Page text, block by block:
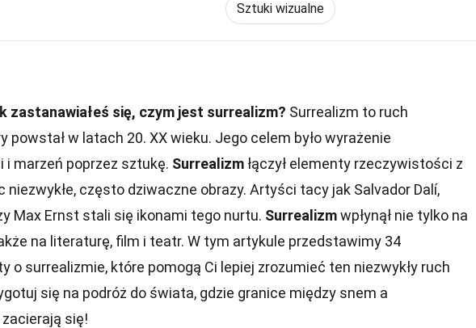
Sztuki wizualne
zastanawiałeś się, czym jest surrealizm? Surrealizm to ruch
powstał w latach 20. XX wieku. Jego celem było wyrażenie
i marzeń poprzez sztukę. Surrealizmłączył elementy rzeczywistości z
niezwykłe, często dziwaczne obrazy. Artyści tacy jak Salvador Dalí,
Max Ernst stali się ikonami tego nurtu. Surrealizmwpłynął nie tylko na
na literaturę, film i teatr. W tym artykule przedstawimy 34
o surrealizmie, które pomogą Ci lepiej zrozumieć ten niezwykły ruch
się na podróż do świata, gdzie granice między snem a
się!